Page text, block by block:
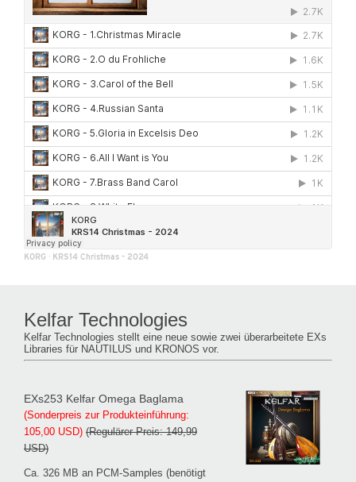
KORG · KRS14 Christmas - 2024
Kelfar Technologies
Kelfar Technologies stellt eine neue sowie zwei überarbeitete EXs
Libraries für NAUTILUS und KRONOS vor.
EXs253 Kelfar Omega Baglama
(Sonderpreis zur Produkteinführung:
105,00 USD) (Regulärer Preis: 149,99
USD)
Ca. 326 MB an PCM-Samples (benötigt